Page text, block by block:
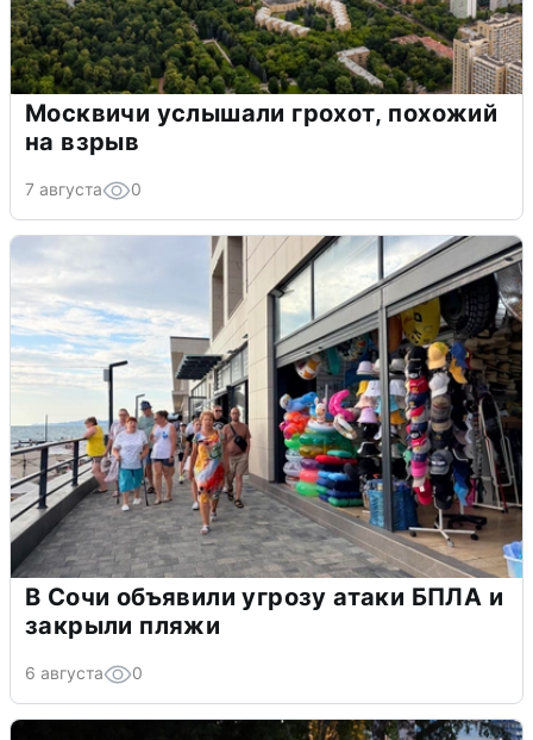
Москвичи услышали грохот, похожий
на взрыв
7 августа 0
В Сочи объявили угрозу атаки БПЛА и
закрыли пляжи
6 августа 0